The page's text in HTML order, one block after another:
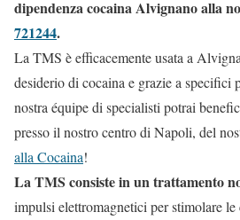
dipendenza cocaina Alvignano alla
721244.
La TMS è efficacemente usata a
desiderio di cocaina e grazie a specifici
nostra équipe di specialisti potrai
presso il nostro centro di Napoli, del
alla Cocaina!
La TMS consiste in un trattamento
impulsi elettromagnetici per stimolare